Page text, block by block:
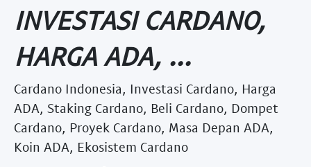
INVESTASI CARDANO,
HARGA ADA, ...
Cardano Indonesia, Investasi Cardano, Harga
ADA, Staking Cardano, Beli Cardano, Dompet
Cardano, Proyek Cardano, Masa Depan ADA,
Koin ADA, Ekosistem Cardano